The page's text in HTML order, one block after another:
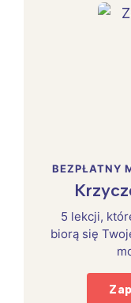
BEZPŁATNY
5 lekcji,
biorą się